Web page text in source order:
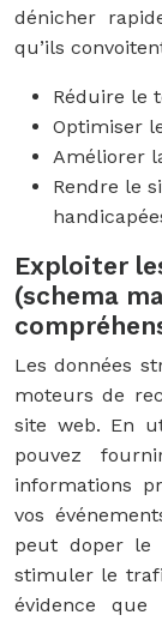
dénicher
qu’ils
Réduire le
Optimiser
Améliorer
Rendre le
Exploiter
(schema
Les données
moteurs de
site web. En
pouvez
informations
vos
peut doper le
stimuler le
évidence